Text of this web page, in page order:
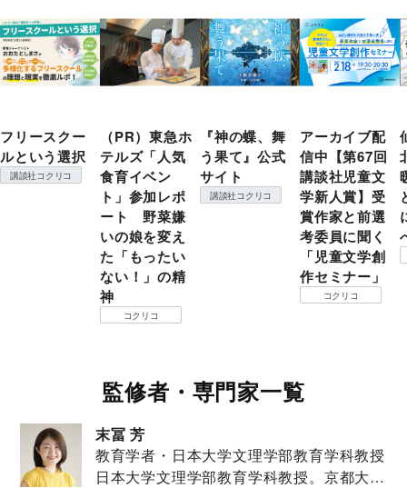
フリースクー
ルという選択
講談社コクリコ
（PR）東急ホ
テルズ「人気
食育イベン
ト」参加レポ
ート 野菜嫌
いの娘を変え
た「もったい
ない！」の精
神
コクリコ
『神の蝶、舞
う果て』公式
サイト
講談社コクリコ
アーカイブ配
信中【第67回
講談社児童文
学新人賞】受
賞作家と前選
考委員に聞く
「児童文学創
作セミナー」
コクリコ
監修者・専門家一覧
末冨 芳
教育学者・日本大学文理学部教育学科教授
日本大学文理学部教育学科教授。京都大学